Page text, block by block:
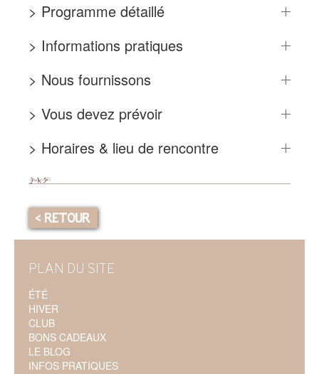
> Programme détaillé
> Informations pratiques
> Nous fournissons
> Vous devez prévoir
> Horaires & lieu de rencontre
< RETOUR
PLAN DU SITE
ÉTÉ
HIVER
CLUB
BONS CADEAUX
LE BLOG
INFOS PRATIQUES